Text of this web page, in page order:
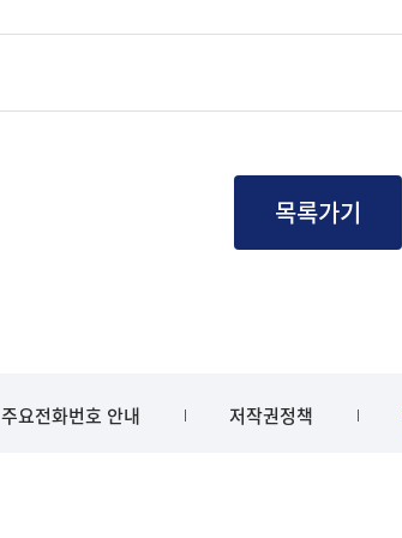
목록가기
주요전화번호 안내 저작권정책